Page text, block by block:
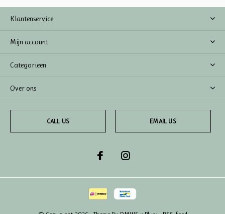
Klantenservice
Mijn account
Categorieën
Over ons
CALL US EMAIL US